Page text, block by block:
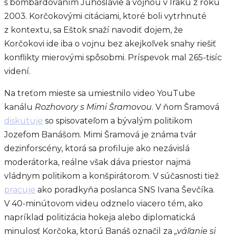
s bombardovaním Juhoslávie a vojnou v Iraku z roku
2003. Korčokovými citáciami, ktoré boli vytrhnuté
z kontextu, sa Eštok snaží navodiť dojem, že
Korčokovi ide iba o vojnu bez akejkoľvek snahy riešiť
konflikty mierovými spôsobmi. Príspevok mal 265-tisíc
videní.
Na treťom mieste sa umiestnilo video YouTube
kanálu Rozhovory s Mimi Šramovou. V ňom Šramová
diskutuje so spisovateľom a bývalým politikom
Jozefom Banášom. Mimi Šramová je známa tvár
dezinforscény, ktorá sa profiluje ako nezávislá
moderátorka, reálne však dáva priestor najmä
vládnym politikom a konšpirátorom. V súčasnosti tiež
pracuje ako poradkyňa poslanca SNS Ivana Ševčíka.
V 40-minútovom videu odznelo viacero tém, ako
napríklad politizácia hokeja alebo diplomatická
minulosť Korčoka, ktorú Banáš označil za „váľanie si